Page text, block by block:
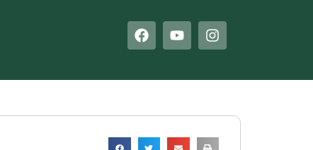
F
a
b
o
Y
o
u
e
I
n
a
r
m